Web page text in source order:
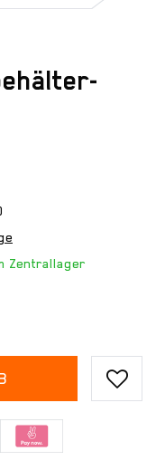
Zentrallager